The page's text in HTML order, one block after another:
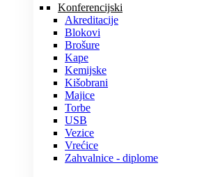
Konferencijski
Akreditacije
Blokovi
Brošure
Kape
Kemijske
Kišobrani
Majice
Torbe
USB
Vezice
Vrećice
Zahvalnice - diplome